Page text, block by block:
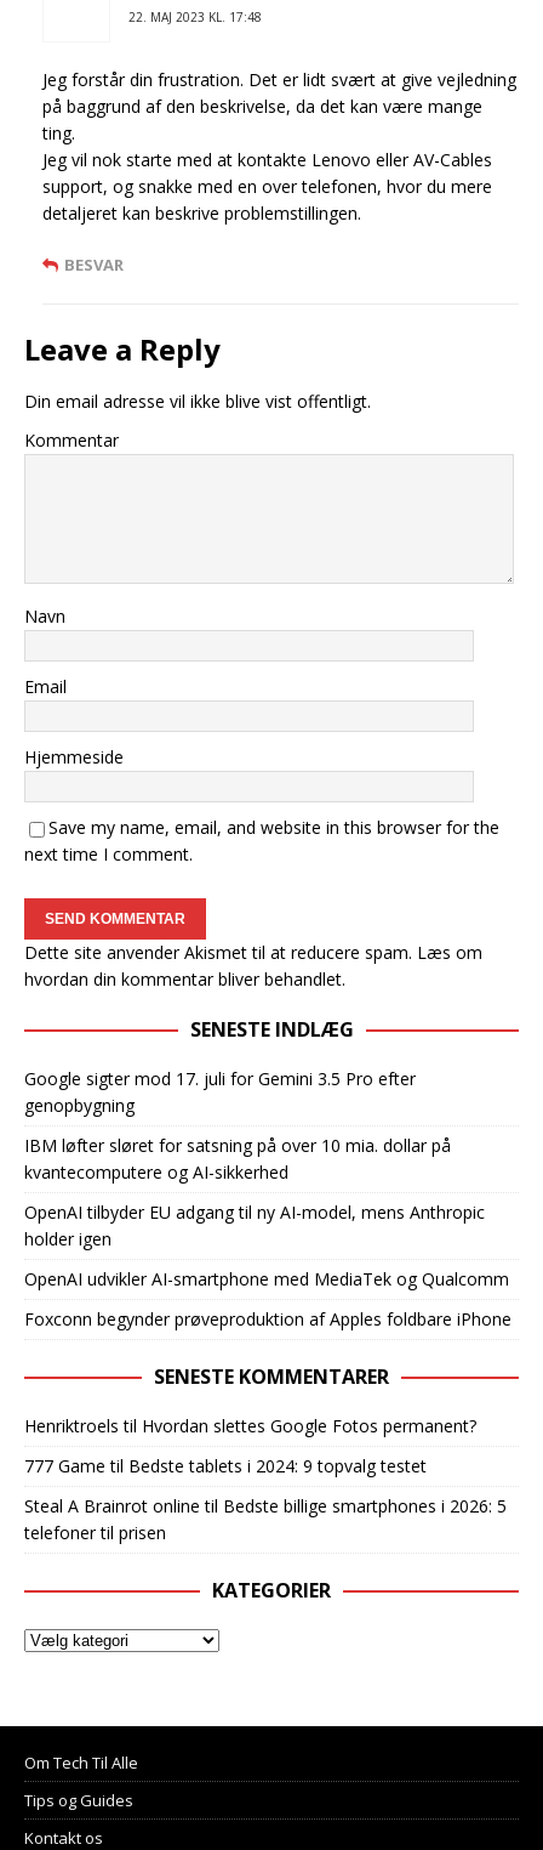
22. MAJ 2023 KL. 17:48
Jeg forstår din frustration. Det er lidt svært at give vejledning
på baggrund af den beskrivelse, da det kan være mange
ting.
Jeg vil nok starte med at kontakte Lenovo eller AV-Cables
support, og snakke med en over telefonen, hvor du mere
detaljeret kan beskrive problemstillingen.
BESVAR
Leave a Reply
Din email adresse vil ikke blive vist offentligt.
Kommentar
Navn
Email
Hjemmeside
Save my name, email, and website in this browser for the
next time I comment.
Dette site anvender Akismet til at reducere spam. Læs om
hvordan din kommentar bliver behandlet.
SENESTE INDLÆG
Google sigter mod 17. juli for Gemini 3.5 Pro efter
genopbygning
IBM løfter sløret for satsning på over 10 mia. dollar på
kvantecomputere og AI-sikkerhed
OpenAI tilbyder EU adgang til ny AI-model, mens Anthropic
holder igen
OpenAI udvikler AI-smartphone med MediaTek og Qualcomm
Foxconn begynder prøveproduktion af Apples foldbare iPhone
SENESTE KOMMENTARER
Henriktroels til Hvordan slettes Google Fotos permanent?
777 Game til Bedste tablets i 2024: 9 topvalg testet
Steal A Brainrot online til Bedste billige smartphones i 2026: 5
telefoner til prisen
KATEGORIER
Om Tech Til Alle
Tips og Guides
Kontakt os